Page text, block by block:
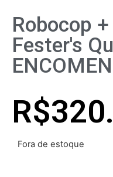
Robocop
Fester's
R$
Fora de estoque